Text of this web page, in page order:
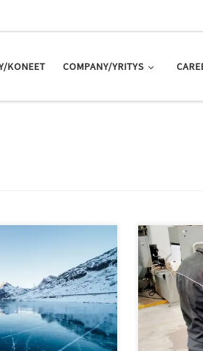
KONEET COMPANY/YRITYS
seuraamassa. We
us a follow.
hankkineet
pyörillä